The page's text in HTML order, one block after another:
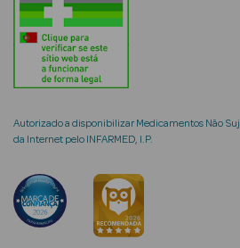
Ver Tudo
Cosmética
Rosto
Hidratantes
Séruns Faciais
Creme de Olhos
Anti-
envelhecimento
Autorizado a disponibilizar Medicamentos Não
da Internet pelo INFARMED, I.P.